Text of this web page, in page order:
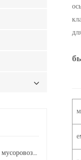
Компактный мусоровоз HOWO LHD 4x2 160 л.с. 12 куб. м